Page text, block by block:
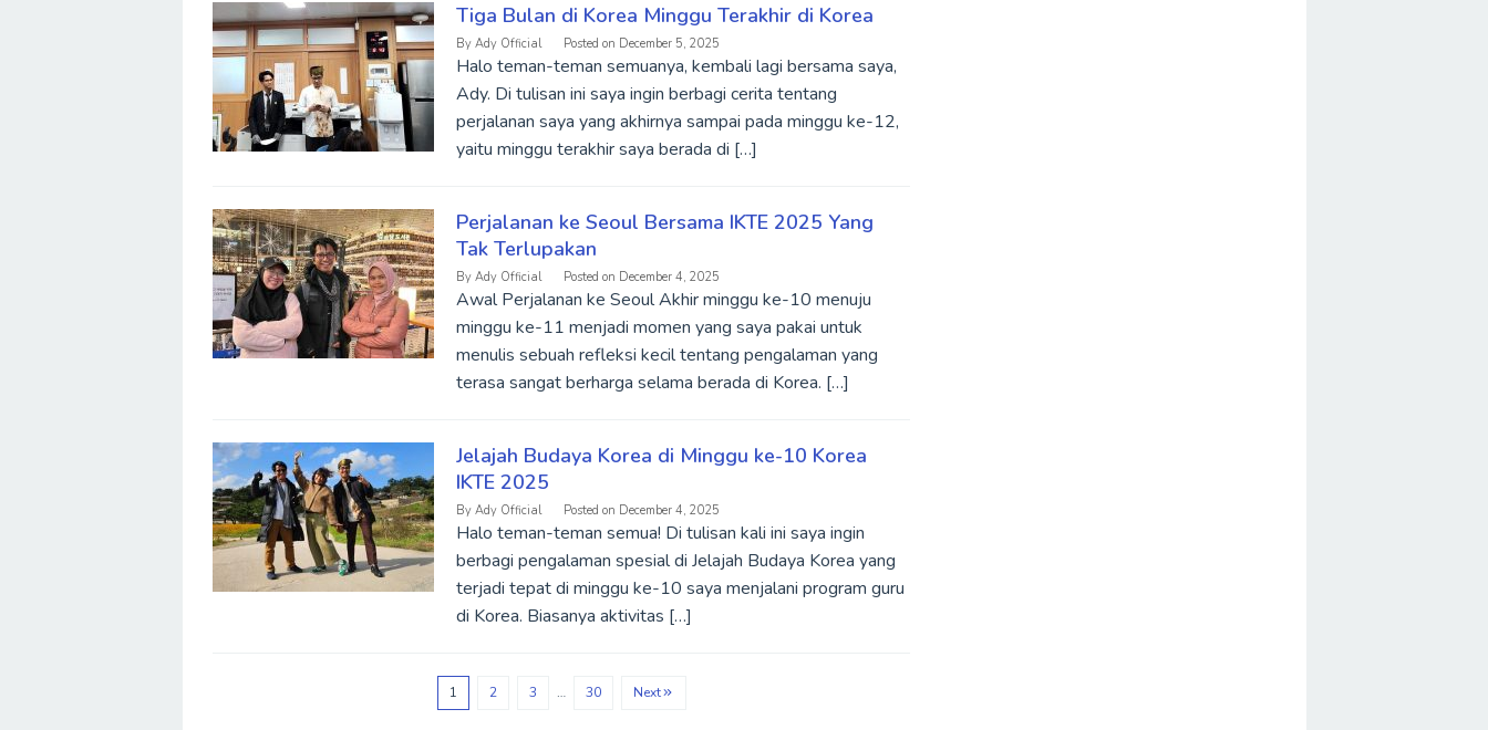
Tiga Bulan di Korea Minggu Terakhir di Korea
By Ady Official Posted on December 5, 2025
Halo teman-teman semuanya, kembali lagi bersama saya,
Ady. Di tulisan ini saya ingin berbagi cerita tentang
perjalanan saya yang akhirnya sampai pada minggu ke-12,
yaitu minggu terakhir saya berada di […]
Perjalanan ke Seoul Bersama IKTE 2025 Yang
Tak Terlupakan
By Ady Official Posted on December 4, 2025
Awal Perjalanan ke Seoul Akhir minggu ke-10 menuju
minggu ke-11 menjadi momen yang saya pakai untuk
menulis sebuah refleksi kecil tentang pengalaman yang
terasa sangat berharga selama berada di Korea. […]
Jelajah Budaya Korea di Minggu ke-10 Korea
IKTE 2025
By Ady Official Posted on December 4, 2025
Halo teman-teman semua! Di tulisan kali ini saya ingin
berbagi pengalaman spesial di Jelajah Budaya Korea yang
terjadi tepat di minggu ke-10 saya menjalani program guru
di Korea. Biasanya aktivitas […]
1 2 3 … 30 Next